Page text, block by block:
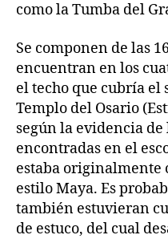
como la Tumba del
Se componen de las
encuentran en los
el techo que cubría
Templo del Osario
según la evidencia de
encontradas en el
estaba originalmente
estilo Maya. Es
también estuvieran
de estuco, del cual